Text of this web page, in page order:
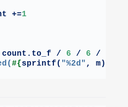
+=
1
/
6 / 6 /
#{sprintf( "%2d" , m)